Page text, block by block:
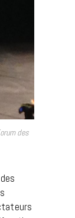
des
en grâce